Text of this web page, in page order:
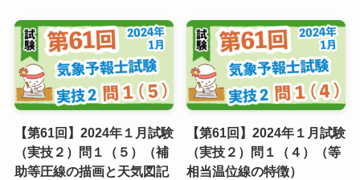
【第61回】2024年１月試験
（実技２）問１（５）（補
助等圧線の描画と天気図記
【第61回】2024年１月試験
（実技２）問１（４）（等
相当温位線の特徴）